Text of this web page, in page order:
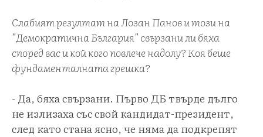
Слабият резултат на Лозан Панов и този на
"Демократична България" свързани ли бяха
според вас и кой кого повлече надолу? Коя беше
фундаменталната грешка?
- Да, бяха свързани. Първо ДБ твърде дълго
не излизаха със свой кандидат-президент,
след като стана ясно, че няма да подкрепят